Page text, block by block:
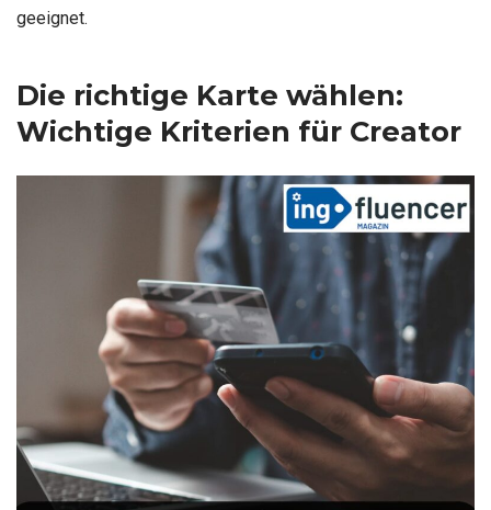
geeignet.
Die richtige Karte wählen:
Wichtige Kriterien für Creator